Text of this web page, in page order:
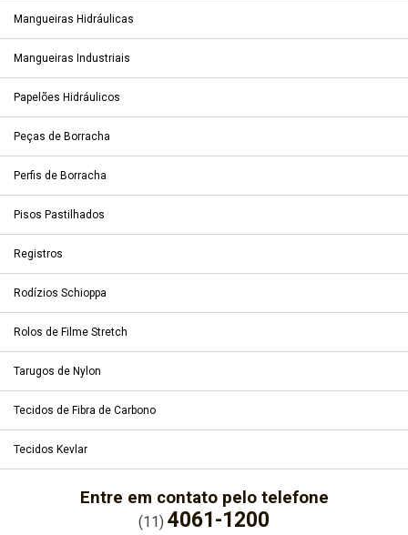
Mangueiras Hidráulicas
Mangueiras Industriais
Papelões Hidráulicos
Peças de Borracha
Perfis de Borracha
Pisos Pastilhados
Registros
Rodízios Schioppa
Rolos de Filme Stretch
Tarugos de Nylon
Tecidos de Fibra de Carbono
Tecidos Kevlar
Entre em contato pelo telefone
(11) 4061-1200